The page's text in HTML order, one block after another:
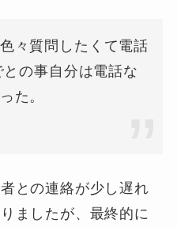
々質問したくて電話
の事自分は電話な
た。
との連絡が少し遅れ
ましたが、最終的に